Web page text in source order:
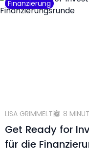
Finanzierung
LISA GRIMMELT 8
Get Ready for
für die